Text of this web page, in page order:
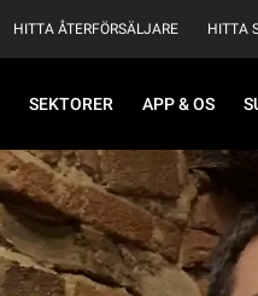
HITTA ÅTERFÖRSÄLJARE HITTA
SEKTORER APP & OS